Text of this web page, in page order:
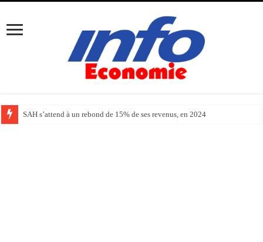
SAH s’attend à un rebond de 15% de ses revenus, en 2024